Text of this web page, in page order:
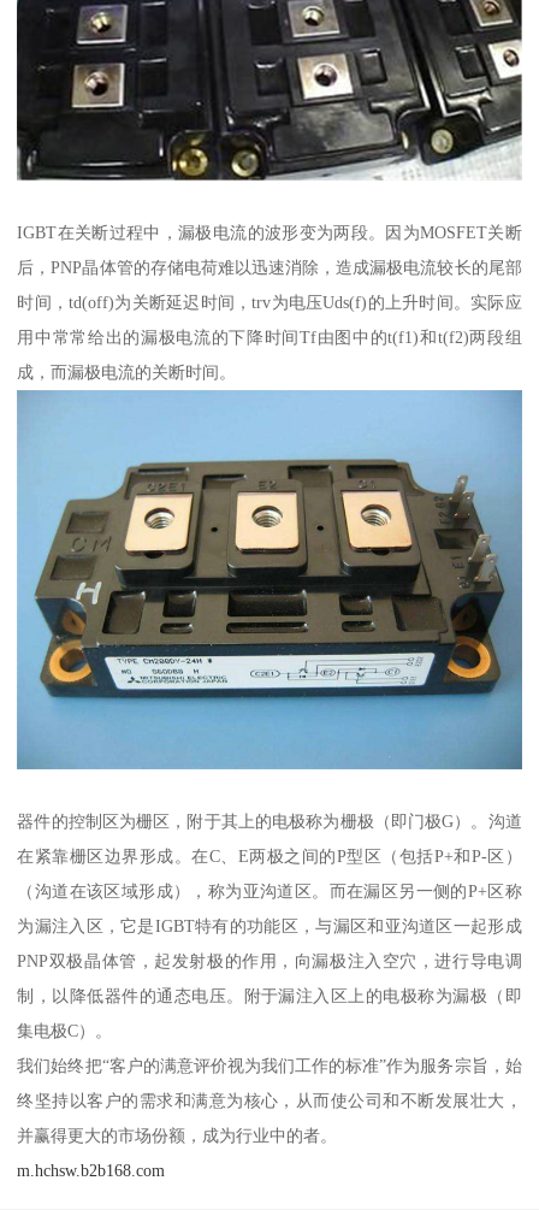
IGBT在关断过程中，漏极电流的波形变为两段。因为MOSFET关断
后，PNP晶体管的存储电荷难以迅速消除，造成漏极电流较长的尾部
时间，td(off)为关断延迟时间，trv为电压Uds(f)的上升时间。实际应
用中常常给出的漏极电流的下降时间Tf由图中的t(f1)和t(f2)两段组
成，而漏极电流的关断时间。
器件的控制区为栅区，附于其上的电极称为栅极（即门极G）。沟道
在紧靠栅区边界形成。在C、E两极之间的P型区（包括P+和P-区）
（沟道在该区域形成），称为亚沟道区。而在漏区另一侧的P+区称
为漏注入区，它是IGBT特有的功能区，与漏区和亚沟道区一起形成
PNP双极晶体管，起发射极的作用，向漏极注入空穴，进行导电调
制，以降低器件的通态电压。附于漏注入区上的电极称为漏极（即
集电极C）。
我们始终把“客户的满意评价视为我们工作的标准”作为服务宗旨，始
终坚持以客户的需求和满意为核心，从而使公司和不断发展壮大，
并赢得更大的市场份额，成为行业中的者。
m.hchsw.b2b168.com